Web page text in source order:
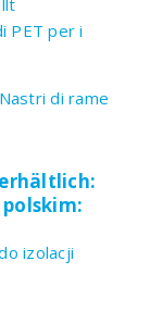
PET per i
di rame
izolacji